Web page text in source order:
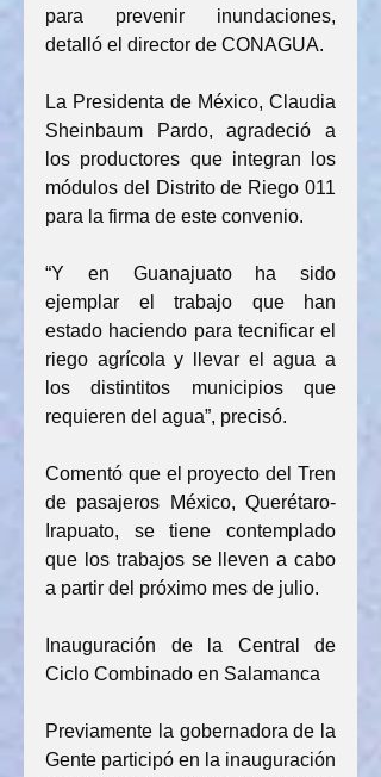
para prevenir inundaciones,
detalló el director de CONAGUA.
La Presidenta de México, Claudia
Sheinbaum Pardo, agradeció a
los productores que integran los
módulos del Distrito de Riego 011
para la firma de este convenio.
“Y en Guanajuato ha sido
ejemplar el trabajo que han
estado haciendo para tecnificar el
riego agrícola y llevar el agua a
los distintitos municipios que
requieren del agua”, precisó.
Comentó que el proyecto del Tren
de pasajeros México, Querétaro-
Irapuato, se tiene contemplado
que los trabajos se lleven a cabo
a partir del próximo mes de julio.
Inauguración de la Central de
Ciclo Combinado en Salamanca
Previamente la gobernadora de la
Gente participó en la inauguración